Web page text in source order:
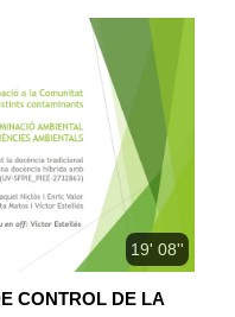
19' 08''
CONTROL DE LA